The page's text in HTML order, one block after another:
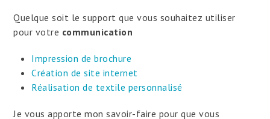
Quelque soit le support que vous souhaitez utiliser
pour votre communication
Impression de brochure
Création de site internet
Réalisation de textile personnalisé
Je vous apporte mon savoir-faire pour que vous